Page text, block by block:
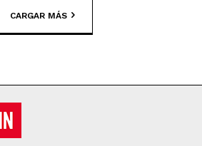
CARGAR MÁS